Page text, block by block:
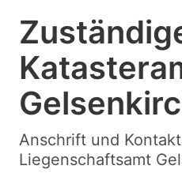
Anschrift und
Liegenschaftsamt